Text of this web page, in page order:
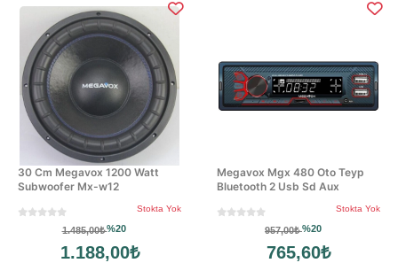
30 Cm Megavox 1200 Watt
Subwoofer Mx-w12
Stokta Yok
1.485,00₺%20
1.188,00₺
Megavox Mgx 480 Oto Teyp
Bluetooth 2 Usb Sd Aux
Stokta Yok
957,00₺%20
765,60₺